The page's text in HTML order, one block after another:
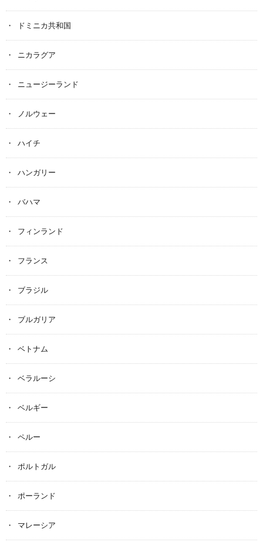
ドミニカ共和国
ニカラグア
ニュージーランド
ノルウェー
ハイチ
ハンガリー
バハマ
フィンランド
フランス
ブラジル
ブルガリア
ベトナム
ベラルーシ
ベルギー
ペルー
ポルトガル
ポーランド
マレーシア